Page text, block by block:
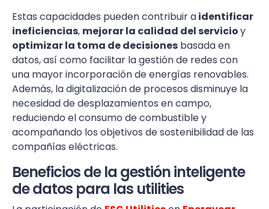
Estas capacidades pueden contribuir aidentificar
ineficiencias, mejorar la calidad del servicioy
optimizar la toma de decisiones basada en
datos, así como facilitar la gestión de redes con
una mayor incorporación de energías renovables.
Además, la digitalización de procesos disminuye la
necesidad de desplazamientos en campo,
reduciendo el consumo de combustible y
acompañando los objetivos de sostenibilidad de las
compañías eléctricas.
Beneficios de la gestión inteligente
de datos para las utilities